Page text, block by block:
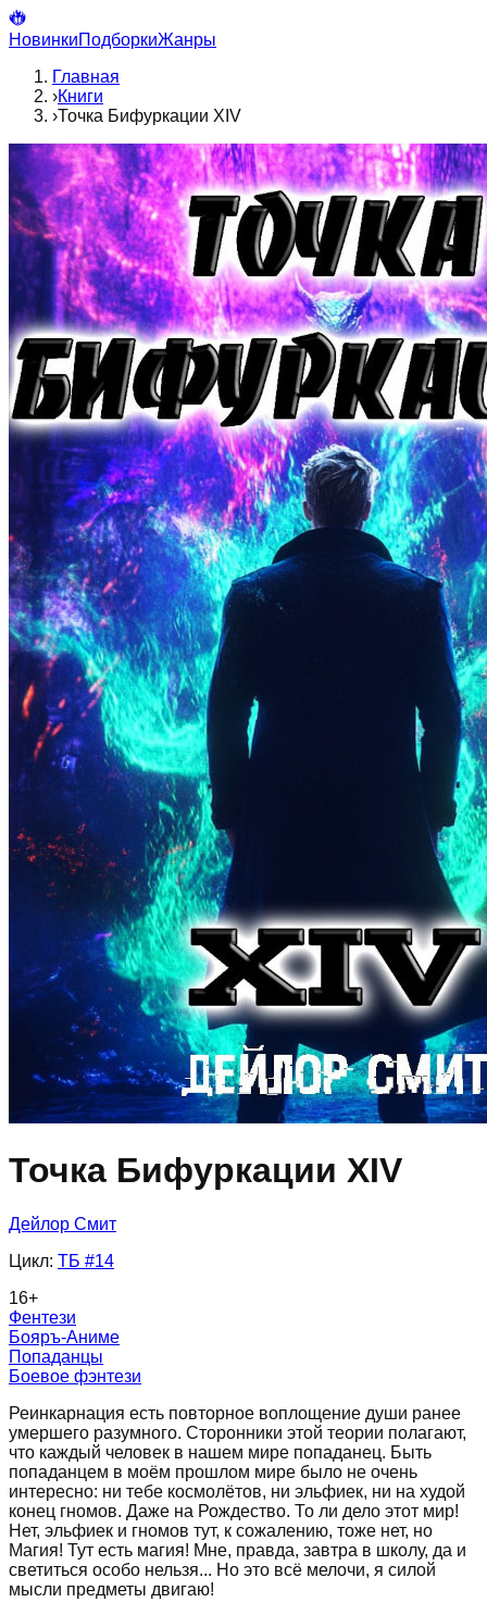
НовинкиПодборкиЖанры
Главная
›Книги
›Точка Бифуркации XIV
Точка Бифуркации XIV
Дейлор Смит
Цикл: ТБ #14
16+
Фентези
Бояръ-Аниме
Попаданцы
Боевое фэнтези
Реинкарнация есть повторное воплощение души ранее
умершего разумного. Сторонники этой теории полагают,
что каждый человек в нашем мире попаданец. Быть
попаданцем в моём прошлом мире было не очень
интересно: ни тебе космолётов, ни эльфиек, ни на худой
конец гномов. Даже на Рождество. То ли дело этот мир!
Нет, эльфиек и гномов тут, к сожалению, тоже нет, но
Магия! Тут есть магия! Мне, правда, завтра в школу, да и
светиться особо нельзя... Но это всё мелочи, я силой
мысли предметы двигаю!